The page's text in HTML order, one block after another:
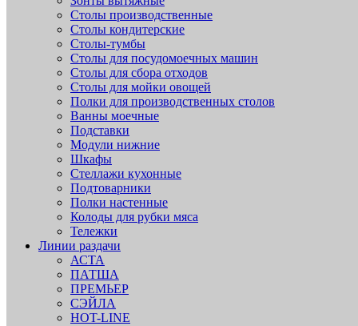
Столы производственные
Столы кондитерские
Столы-тумбы
Столы для посудомоечных машин
Столы для сбора отходов
Столы для мойки овощей
Полки для производственных столов
Ванны моечные
Подставки
Модули нижние
Шкафы
Стеллажи кухонные
Подтоварники
Полки настенные
Колоды для рубки мяса
Тележки
Линии раздачи
АСТА
ПАТША
ПРЕМЬЕР
СЭЙЛА
HOT-LINE